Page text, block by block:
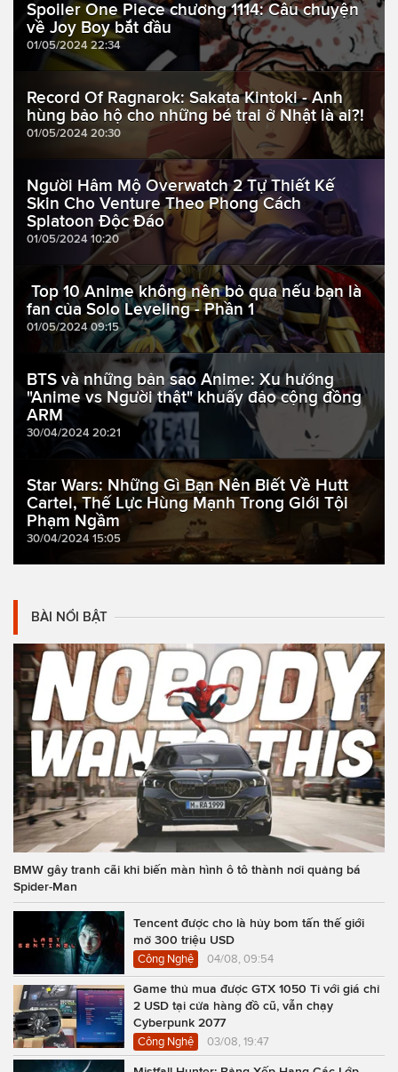
Spoiler One Piece chương 1114: Câu chuyện
về Joy Boy bắt đầu
01/05/2024 22:34
Record Of Ragnarok: Sakata Kintoki - Anh
hùng bảo hộ cho những bé trai ở Nhật là ai?!
01/05/2024 20:30
Người Hâm Mộ Overwatch 2 Tự Thiết Kế
Skin Cho Venture Theo Phong Cách
Splatoon Độc Đáo
01/05/2024 10:20
Top 10 Anime không nên bỏ qua nếu bạn là
fan của Solo Leveling - Phần 1
01/05/2024 09:15
BTS và những bản sao Anime: Xu hướng
"Anime vs Người thật" khuấy đảo cộng đồng
ARM
30/04/2024 20:21
Star Wars: Những Gì Bạn Nên Biết Về Hutt
Cartel, Thế Lực Hùng Mạnh Trong Giới Tội
Phạm Ngầm
30/04/2024 15:05
BÀI NỔI BẬT
BMW gây tranh cãi khi biến màn hình ô tô thành nơi quảng bá
Spider-Man
Tencent được cho là hủy bom tấn thế giới
mở 300 triệu USD
Công Nghệ 04/08, 09:54
Game thủ mua được GTX 1050 Ti với giá chỉ
2 USD tại cửa hàng đồ cũ, vẫn chạy
Cyberpunk 2077
Công Nghệ 03/08, 19:47